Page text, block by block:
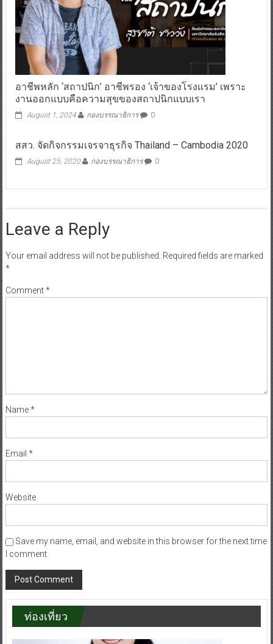
อาชีพหลัก ‘สถาปนิก’ อาชีพรอง ‘เจ้าของโรงแรม’ เพราะ
งานออกแบบคือความสุขของสถาปนิกแบบเรา
August 1, 2024 กองบรรณาธิการ 0
สสว. จัดกิจกรรมเจรจาธุรกิจ Thailand – Cambodia 2020
August 25, 2020 กองบรรณาธิการ 0
Leave a Reply
Your email address will not be published. Required fields are marked
*
Comment*
Name*
Email *
Website
Save my name, email, and website in this browser for the next time
I comment.
ท่องเที่ยว